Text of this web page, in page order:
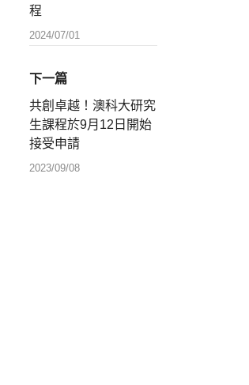
程
2024/07/01
下一篇
共創卓越！澳科大研究
生課程於9月12日開始
接受申請
2023/09/08